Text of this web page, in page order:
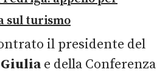
sul turismo
il presidente del
e della Conferenza